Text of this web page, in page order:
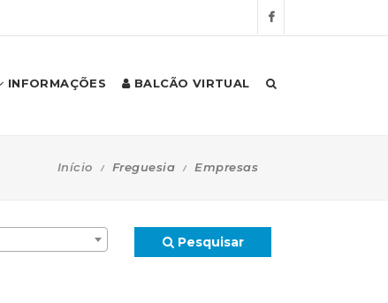
INFORMAÇÕES BALCÃO VIRTUAL
Início Freguesia Empresas
Pesquisar